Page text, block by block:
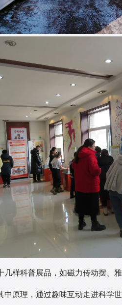
样科普展品，如磁力传动摆、
原理，通过趣味互动走进科学